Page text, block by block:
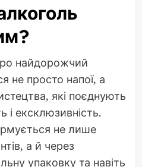
найдорожчий
не просто напої, а
які поєднують
і ексклюзивність.
не лише
а й через
упаковку та навіть